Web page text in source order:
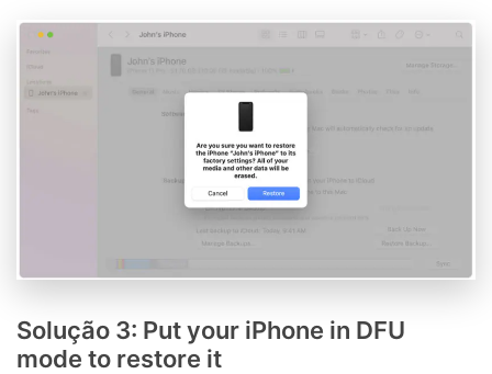
Solução 3: Put your iPhone in DFU
mode to restore it